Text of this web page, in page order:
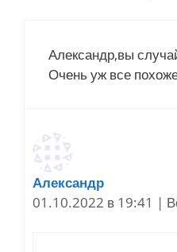
Александр,вы
Очень уж все
Александр
01.10.2022 в 19:41 |